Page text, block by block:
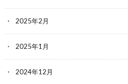
2025年2月
2025年1月
2024年12月